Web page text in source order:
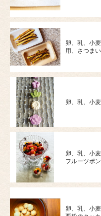
卵、乳、小
用、さつま
卵、乳、小
卵、乳、小
フルーツポ
卵、乳、小